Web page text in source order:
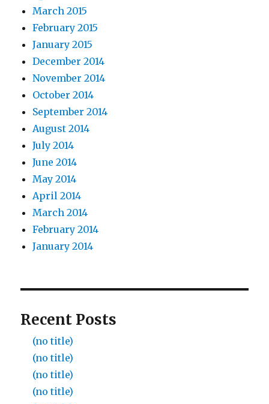
March 2015
February 2015
January 2015
December 2014
November 2014
October 2014
September 2014
August 2014
July 2014
June 2014
May 2014
April 2014
March 2014
February 2014
January 2014
Recent Posts
(no title)
(no title)
(no title)
(no title)